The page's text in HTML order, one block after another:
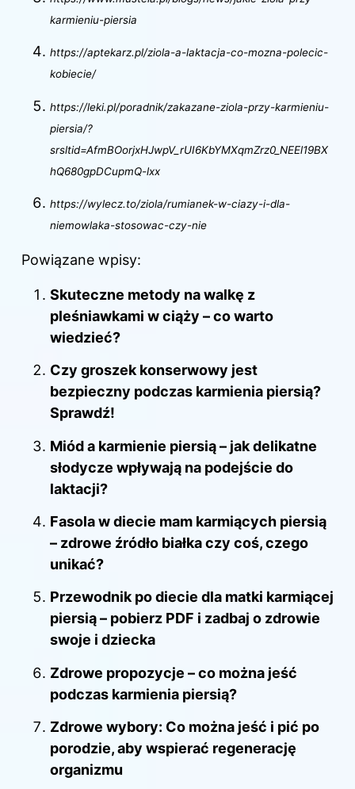
karmieniu-piersia
https://aptekarz.pl/ziola-a-laktacja-co-mozna-polecic-
kobiecie/
https://leki.pl/poradnik/zakazane-ziola-przy-karmieniu-
piersia/?
srsltid=AfmBOorjxHJwpV_rUI6KbYMXqmZrz0_NEEl19BX
hQ680gpDCupmQ-lxx
https://wylecz.to/ziola/rumianek-w-ciazy-i-dla-
niemowlaka-stosowac-czy-nie
Powiązane wpisy:
Skuteczne metody na walkę z
pleśniawkami w ciąży – co warto
wiedzieć?
Czy groszek konserwowy jest
bezpieczny podczas karmienia piersią?
Sprawdź!
Miód a karmienie piersią – jak delikatne
słodycze wpływają na podejście do
laktacji?
Fasola w diecie mam karmiących piersią
– zdrowe źródło białka czy coś, czego
unikać?
Przewodnik po diecie dla matki karmiącej
piersią – pobierz PDF i zadbaj o zdrowie
swoje i dziecka
Zdrowe propozycje – co można jeść
podczas karmienia piersią?
Zdrowe wybory: Co można jeść i pić po
porodzie, aby wspierać regenerację
organizmu